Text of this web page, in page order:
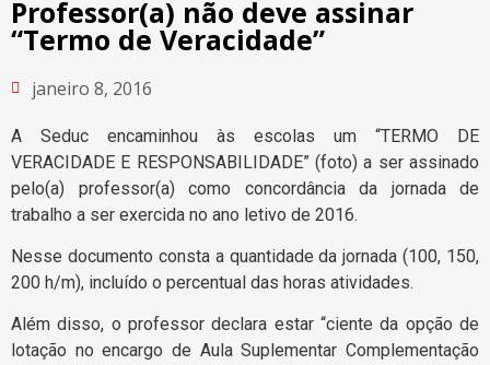
Professor(a) não deve assinar
“Termo de Veracidade”
janeiro 8, 2016
A Seduc encaminhou às escolas um “TERMO DE
VERACIDADE E RESPONSABILIDADE” (foto) a ser assinado
pelo(a) professor(a) como concordância da jornada de
trabalho a ser exercida no ano letivo de 2016.
Nesse documento consta a quantidade da jornada (100, 150,
200 h/m), incluído o percentual das horas atividades.
Além disso, o professor declara estar “ciente da opção de
lotação no encargo de Aula Suplementar Complementação